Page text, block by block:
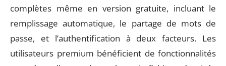
complètes même en version gratuite, incluant le
remplissage automatique, le partage de mots de
passe, et l’authentification à deux facteurs. Les
utilisateurs premium bénéficient de fonctionnalités